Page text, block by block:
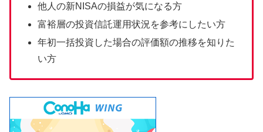
他人の新NISAの損益が気になる方
富裕層の投資信託運用状況を参考にしたい方
年初一括投資した場合の評価額の推移を知りた
い方